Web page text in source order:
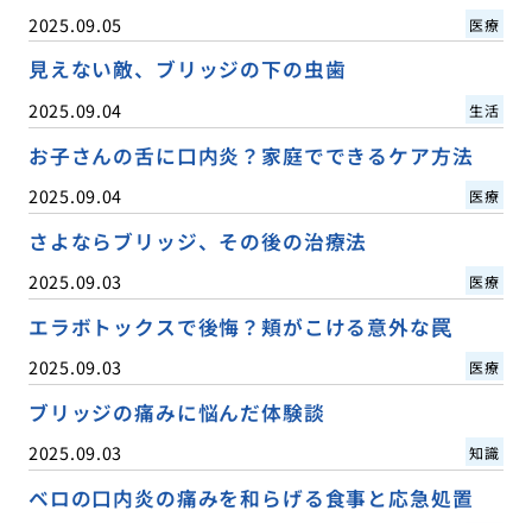
2025.09.05 医療
見えない敵、ブリッジの下の虫歯
2025.09.04 生活
お子さんの舌に口内炎？家庭でできるケア方法
2025.09.04 医療
さよならブリッジ、その後の治療法
2025.09.03 医療
エラボトックスで後悔？頬がこける意外な罠
2025.09.03 医療
ブリッジの痛みに悩んだ体験談
2025.09.03 知識
ベロの口内炎の痛みを和らげる食事と応急処置